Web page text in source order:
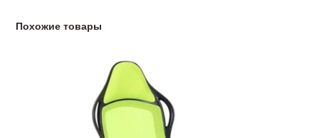
Похожие товары